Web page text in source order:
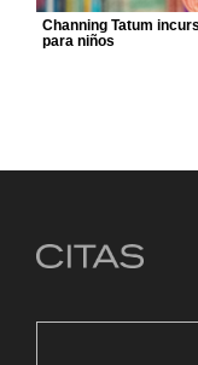
Channing Tatum
para niños